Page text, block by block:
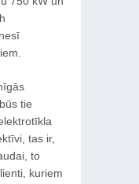
tie
tas ir,
to
kuriem